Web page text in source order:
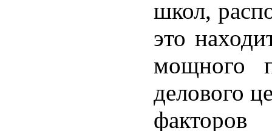
школ,
это
мощного
делового